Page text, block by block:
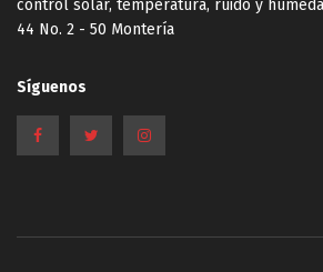
control solar, temperatura, ruido y
44 No. 2 - 50 Montería
Síguenos